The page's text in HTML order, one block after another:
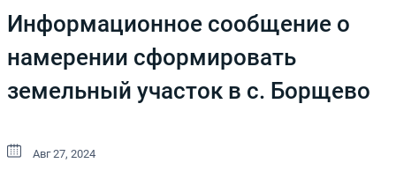
Информационное сообщение о
намерении сформировать
земельный участок в с. Борщево
Авг 27, 2024